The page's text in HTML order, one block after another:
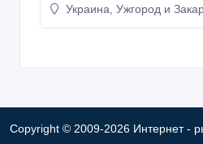
Украина, Ужгород и
Copyright © 2009-2026 Интернет -